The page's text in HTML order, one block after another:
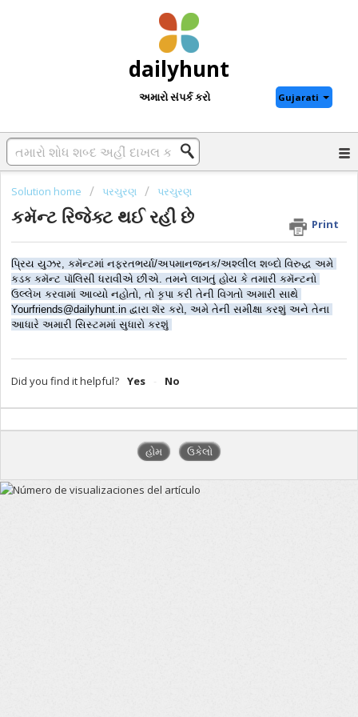
dailyhunt
અમારો સંપર્ક કરો Gujarati
Solution home પરચુરણ પરચુરણ
કમૅન્ટ રિજેક્ટ થઈ રહી છે Print
પ્રિય યુઝર, કમૅન્ટમાં નફરતભર્યા/અપમાનજનક/અશ્લીલ શબ્દો વિરુદ્ધ અમે
કડક કમૅન્ટ પૉલિસી ધરાવીએ છીએ. તમને લાગતું હોય કે તમારી કમૅન્ટનો
ઉલ્લેખ કરવામાં આવ્યો નહોતો, તો કૃપા કરી તેની વિગતો અમારી સાથે
Yourfriends@dailyhunt.in દ્વારા શૅર કરો, અમે તેની સમીક્ષા કરશું અને તેના
આધારે અમારી સિસ્ટમમાં સુધારો કરશું
Did you find it helpful? Yes No
હોમ ઉકેલો